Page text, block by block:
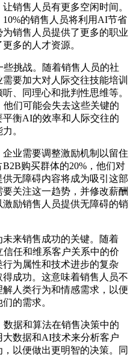
销售人员有更多空闲时间。
10%的销售人员将利用AI节省
销售人员提供了更多的职业
多的人才资源。
挑战。随着销售人员的社
要加大对人际交往技能培训
、同理心和批判性思维等。
们可能会失去这些关键的
衡AI的效率和人际交往的
。
业需要调整激励机制以留住
购买群体的20%，他们对
无障碍内容将成为吸引这部
关注这一趋势，并修改薪酬
励销售人员提供无障碍的销
来销售成功的关键。随着
任和维系客户关系中的价
为属性和技术进步的复杂
成功。这意味着销售人员不
人类行为和情感需求，以便
的需求。
据和算法在销售决策中的
数据和AI技术来分析客户
以便做出更明智的决策。同